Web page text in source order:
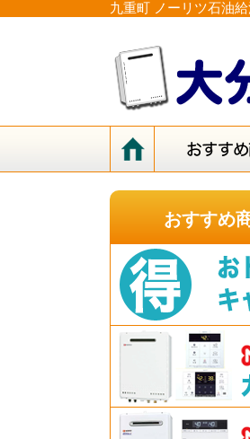
九重町 ノーリツ石油
おすすめ